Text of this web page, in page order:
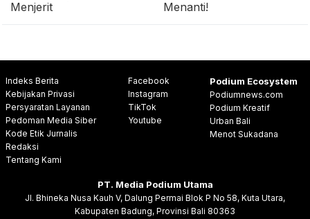
Menjerit
Menanti!
Indeks Berita
Kebijakan Privasi
Persyaratan Layanan
Pedoman Media Siber
Kode Etik Jurnalis
Redaksi
Tentang Kami
Facebook
Instagram
TikTok
Youtube
Podium Ecosystem
Podiumnews.com
Podium Kreatif
Urban Bali
Menot Sukadana
PT. Media Podium Utama
Jl. Bhineka Nusa Kauh V, Dalung Permai Blok P No 58, Kuta Utara,
Kabupaten Badung, Provinsi Bali 80363